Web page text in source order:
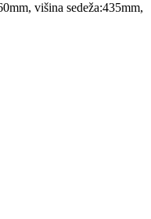
višina sedeža:435mm,